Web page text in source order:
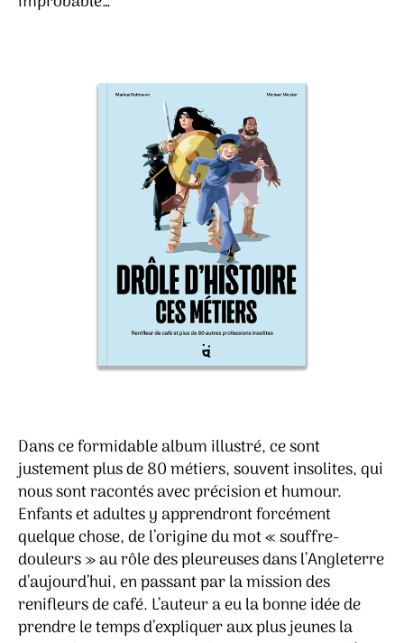
Dans ce formidable album illustré, ce sont
justement plus de 80 métiers, souvent insolites, qui
nous sont racontés avec précision et humour.
Enfants et adultes y apprendront forcément
quelque chose, de l’origine du mot « souffre-
douleurs » au rôle des pleureuses dans l’Angleterre
d’aujourd’hui, en passant par la mission des
renifleurs de café. L’auteur a eu la bonne idée de
prendre le temps d’expliquer aux plus jeunes la